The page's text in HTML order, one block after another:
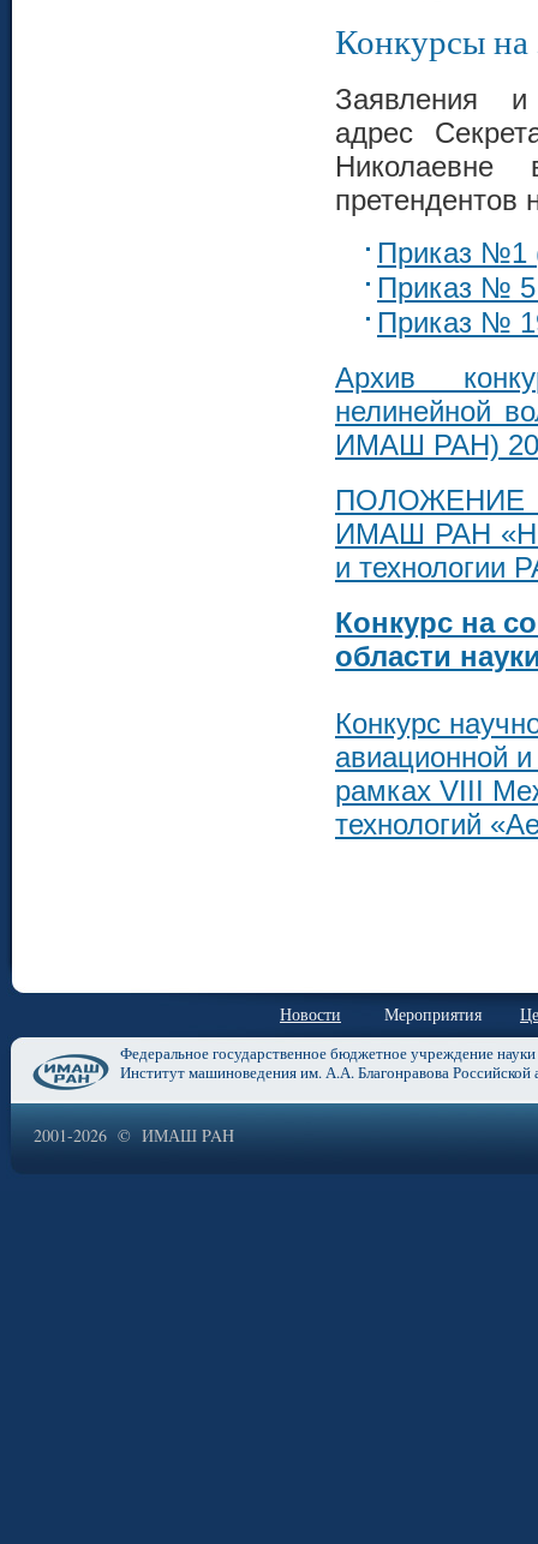
Конкурсы на
Заявления
адрес
Николаевне
Приказ №1
Приказ № 5
Приказ №
Архив
нелинейной
ИМАШ РАН)
ПОЛОЖЕНИЕ
ИМАШ РАН
и
Конкурс на
области
Конкурс
авиационной и
рамках VIII
технологий
Новости Мероприятия
Федеральное государственное бюджетное учреждение науки
Институт машиноведения им. А.А. Благонравова Российской
2001-2026 © ИМАШ PAH